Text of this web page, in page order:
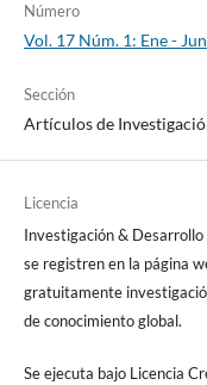
Número
Vol. 17 Núm. 1: Ene -
Sección
Artículos de
Licencia
Investigación & Desarrollo
se registren en la página
gratuitamente
de conocimiento global.
Se ejecuta bajo Licencia